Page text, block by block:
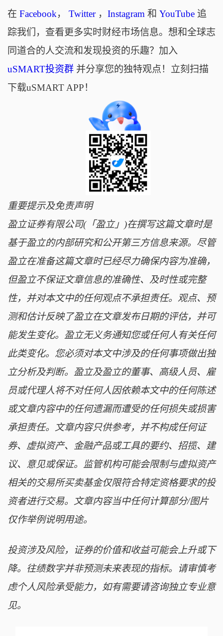
在 Facebook， Twitter， Instagram 和 YouTube追
踪我们，查看更多实时财经市场信息。想和全球志
同道合的人交流和发现投资的乐趣？加入
uSMART投资群并分享您的独特观点！立刻扫描
下载uSMART APP！
重要提示及免责声明
盈立证券有限公司(「盈立」)在撰写这篇文章时是
基于盈立的内部研究和公开第三方信息来源。尽管
盈立在准备这篇文章时已经尽力确保内容为准确，
但盈立不保证文章信息的准确性、及时性或完整
性，并对本文中的任何观点不承担责任。观点、预
测和估计反映了盈立在文章发布日期的评估，并可
能发生变化。盈立无义务通知您或任何人有关任何
此类变化。您必须对本文中涉及的任何事项做出独
立分析及判断。盈立及盈立的董事、高级人员、雇
员或代理人将不对任何人因依赖本文中的任何陈述
或文章内容中的任何遗漏而遭受的任何损失或损害
承担责任。文章内容只供参考，并不构成任何证
券、虚拟资产、金融产品或工具的要约、招揽、建
议、意见或保证。监管机构可能会限制与虚拟资产
相关的交易所买卖基金仅限符合特定资格要求的投
资者进行交易。文章内容当中任何计算部分/图片
仅作举例说明用途。
投资涉及风险，证券的价值和收益可能会上升或下
降。往绩数字并非预测未来表现的指标。请审慎考
虑个人风险承受能力，如有需要请咨询独立专业意
见。